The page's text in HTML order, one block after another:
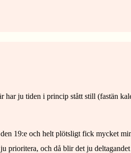
ju tiden i princip stått still (fastän
19:e och helt plötsligt fick mycket
ju prioritera, och då blir det ju